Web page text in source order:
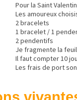
Pour la Saint
Les amoureux
2 bracelets
1 bracelet / 1
2 pendentifs
Je fragmente la
Il faut compter 10
Les frais de port